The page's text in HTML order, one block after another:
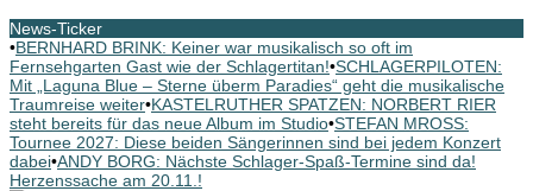
News-Ticker
•BERNHARD BRINK: Keiner war musikalisch so oft im
Fernsehgarten Gast wie der Schlagertitan!•SCHLAGERPILOTEN:
Mit „Laguna Blue – Sterne überm Paradies“ geht die musikalische
Traumreise weiter•KASTELRUTHER SPATZEN: NORBERT RIER
steht bereits für das neue Album im Studio•STEFAN MROSS:
Tournee 2027: Diese beiden Sängerinnen sind bei jedem Konzert
dabei•ANDY BORG: Nächste Schlager-Spaß-Termine sind da!
Herzenssache am 20.11.!